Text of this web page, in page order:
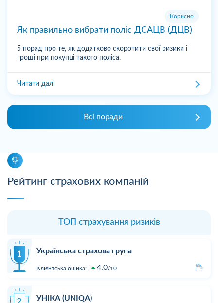
Корисно
Як правильно вибрати поліс ДСАЦВ (ДЦВ)
5 порад про те, як додатково скоротити свої ризики і
гроші при покупці такого поліса.
Читати далі
Всі поради
Рейтинг страхових компаній
ТОП страхування ризиків
Українська страхова група
Клієнтська оцінка: 4,0 10
УНІКА (UNIQA)